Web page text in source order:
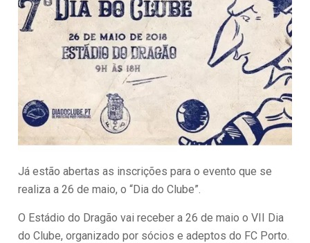
Já estão abertas as inscrições para o evento que se
realiza a 26 de maio, o “Dia do Clube”.
O Estádio do Dragão vai receber a 26 de maio o VII Dia
do Clube, organizado por sócios e adeptos do FC Porto.